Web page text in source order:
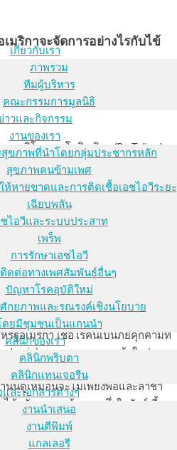
เกี่ยวกับเรา
ภาพรวม
ทีมผู้บริหาร
คณะกรรมการมูลนิธิ
าวและกิจกรรม
งานของเรา
สุขภาพที่นำโดยกลุ่มประชากรหลัก
สุขภาพคนข้ามเพศ
ห้หายขาดและการติดเชื้อเอชไอวีระยะ
เฉียบพลัน
ชไอวีและระบบประสาท
เพร็พ
การรักษาเอชไอวี
ดต่อทางเพศสัมพันธ์อื่นๆ
ปัญหาโรคอุบัติใหม่
กยภาพและรณรงค์เชิงนโยบาย
ดยมีชุมชนเป็นแกนนำ
คลินิกของเรา
คลินิกพริบตา
คลินิกแทนเจอรีน
ละเอกสารต่างๆ
งานนำเสนอ
งานตีพิมพ์
แกลเลอรี
มริกาจะจัดการอย่างไรกับไข้
ทูลิโอ เดอ โอลิเวอิรา (Dr. Tulio de
อบสนองและนวัตกรรมด้านโรค
Response and Innovation) ใน
มบรรณาธิการแสดงความกังวล
ะจายในสหรัฐอเมริกาในขณะนี้ ดัง
The New York Times
ในประเทศอาฟริกาใต้ ผมเฝ้าดูด้วย
เอชห้าเอนหนึ่ง (H5N1 bird flu)
รัฐอเมริกา เชื้อโรคนี้เป็นภัยคุกคามที่
และถูกตรวจพบแล้วในฝูง
งอาจจะยังต่ำกว่าความเป็นจริง แต่
นั้นดูเหมือนจะไม่เพียงพอและล่าช้า
หวัดนกเอชห้าเอนหนึ่งในสัตว์เลี้ยง
สาธารณะเพื่อการตรวจสอบ